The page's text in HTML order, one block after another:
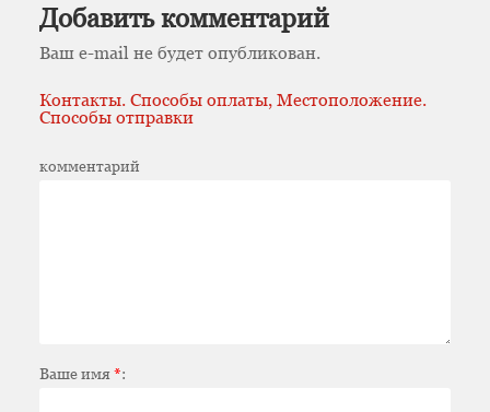
Добавить комментарий
Ваш e-mail не будет опубликован.
Контакты. Способы оплаты, Местоположение.
Способы отправки
комментарий
Ваше имя*: